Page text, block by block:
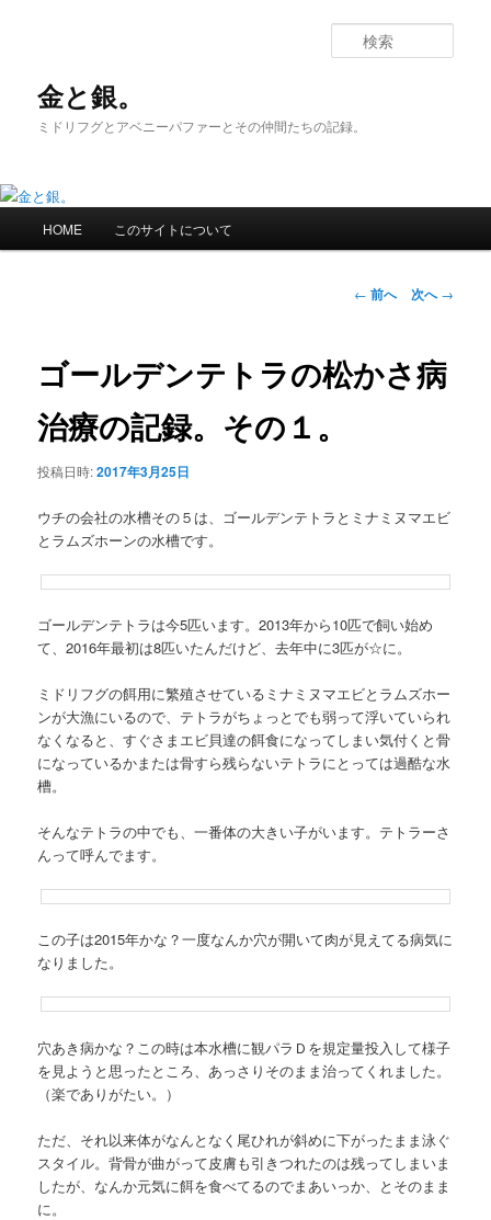
へ
金と銀。
ミドリフグとアベニーパファーとその仲間たちの記録。
索
HOME このサイトについて
投
ビ
ゲ
← 前へ 次へ→
ゴールデンテトラの松かさ病
治療の記録。その１。
投稿日時:2017年3月25日
ウチの会社の水槽その５は、ゴールデンテトラとミナミヌマエビ
とラムズホーンの水槽です。
ゴールデンテトラは今5匹います。2013年から10匹で飼い始め
て、2016年最初は8匹いたんだけど、去年中に3匹が☆に。
ミドリフグの餌用に繁殖させているミナミヌマエビとラムズホー
ンが大漁にいるので、テトラがちょっとでも弱って浮いていられ
なくなると、すぐさまエビ貝達の餌食になってしまい気付くと骨
になっているかまたは骨すら残らないテトラにとっては過酷な水
槽。
そんなテトラの中でも、一番体の大きい子がいます。テトラーさ
んって呼んでます。
この子は2015年かな？一度なんか穴が開いて肉が見えてる病気に
なりました。
穴あき病かな？この時は本水槽に観パラＤを規定量投入して様子
を見ようと思ったところ、あっさりそのまま治ってくれました。
（楽でありがたい。）
ただ、それ以来体がなんとなく尾ひれが斜めに下がったまま泳ぐ
スタイル。背骨が曲がって皮膚も引きつれたのは残ってしまいま
したが、なんか元気に餌を食べてるのでまあいっか、とそのまま
に。